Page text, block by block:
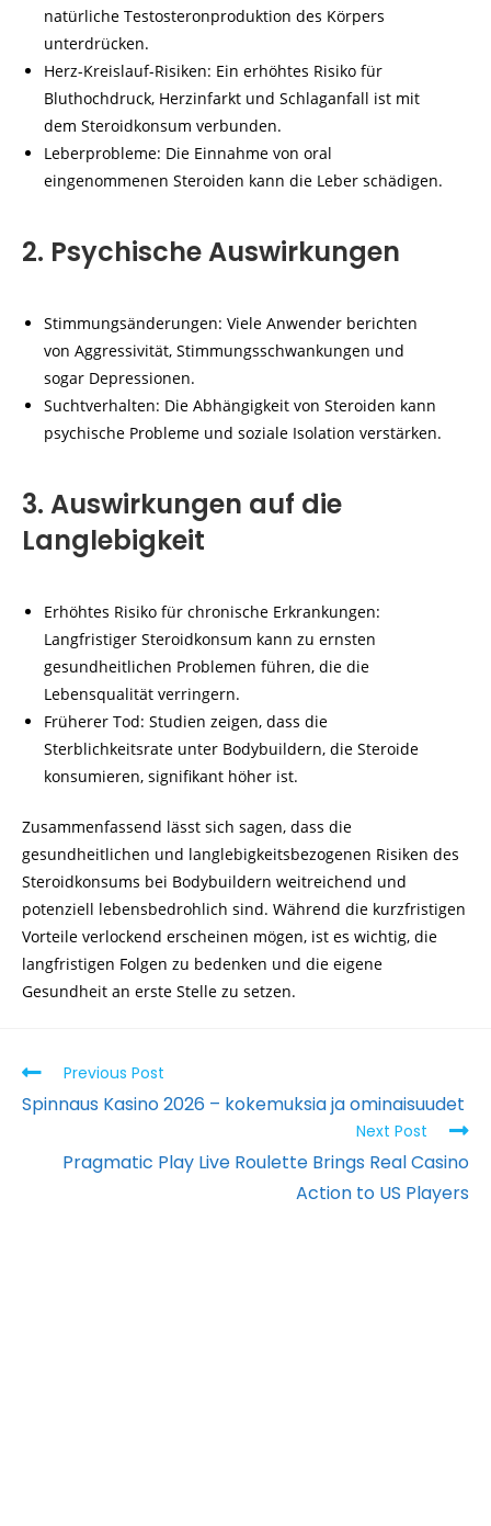
natürliche Testosteronproduktion des Körpers
unterdrücken.
Herz-Kreislauf-Risiken: Ein erhöhtes Risiko für
Bluthochdruck, Herzinfarkt und Schlaganfall ist mit
dem Steroidkonsum verbunden.
Leberprobleme: Die Einnahme von oral
eingenommenen Steroiden kann die Leber schädigen.
2. Psychische Auswirkungen
Stimmungsänderungen: Viele Anwender berichten
von Aggressivität, Stimmungsschwankungen und
sogar Depressionen.
Suchtverhalten: Die Abhängigkeit von Steroiden kann
psychische Probleme und soziale Isolation verstärken.
3. Auswirkungen auf die
Langlebigkeit
Erhöhtes Risiko für chronische Erkrankungen:
Langfristiger Steroidkonsum kann zu ernsten
gesundheitlichen Problemen führen, die die
Lebensqualität verringern.
Früherer Tod: Studien zeigen, dass die
Sterblichkeitsrate unter Bodybuildern, die Steroide
konsumieren, signifikant höher ist.
Zusammenfassend lässt sich sagen, dass die
gesundheitlichen und langlebigkeitsbezogenen Risiken des
Steroidkonsums bei Bodybuildern weitreichend und
potenziell lebensbedrohlich sind. Während die kurzfristigen
Vorteile verlockend erscheinen mögen, ist es wichtig, die
langfristigen Folgen zu bedenken und die eigene
Gesundheit an erste Stelle zu setzen.
Previous Post
Spinnaus Kasino 2026 – kokemuksia ja ominaisuudet
Next Post
Pragmatic Play Live Roulette Brings Real Casino
Action to US Players